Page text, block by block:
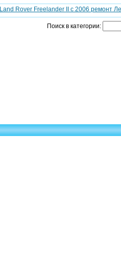
Land Rover Freelander II c 2006 ремонт
Поиск в категории: